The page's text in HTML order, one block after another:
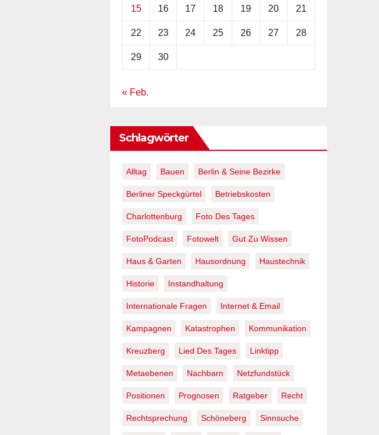
15 16 17 18 19 20 21
22 23 24 25 26 27 28
29 30
« Feb.
Schlagwörter
Alltag Bauen Berlin & Seine Bezirke
Berliner Speckgürtel Betriebskosten
Charlottenburg Foto Des Tages
FotoPodcast Fotowelt Gut Zu Wissen
Haus & Garten Hausordnung Haustechnik
Historie Instandhaltung
Internationale Fragen Internet & Email
Kampagnen Katastrophen Kommunikation
Kreuzberg Lied Des Tages Linktipp
Metaebenen Nachbarn Netzfundstück
Positionen Prognosen Ratgeber Recht
Rechtsprechung Schöneberg Sinnsuche